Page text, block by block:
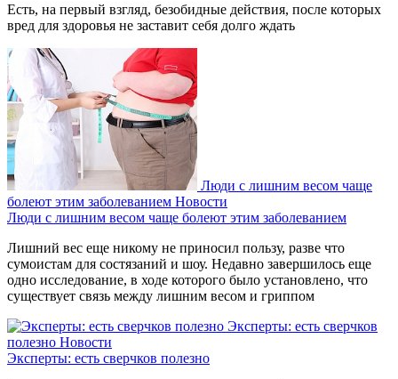
Есть, на первый взгляд, безобидные действия, после которых
вред для здоровья не заставит себя долго ждать
Люди с лишним весом чаще
болеют этим заболеванием Новости
Люди с лишним весом чаще болеют этим заболеванием
Лишний вес еще никому не приносил пользу, разве что
сумоистам для состязаний и шоу. Недавно завершилось еще
одно исследование, в ходе которого было установлено, что
существует связь между лишним весом и гриппом
Эксперты: есть сверчков
полезно Новости
Эксперты: есть сверчков полезно